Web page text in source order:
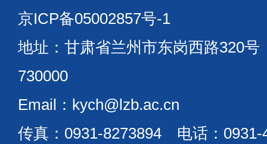
京ICP备05002857号-1
地址：甘肃省兰州市东岗西路
730000
Email：kych@lzb.ac.cn
传真：0931-8273894 电话：0931-